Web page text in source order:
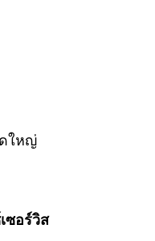
ใหญ่
ซอร์วิส